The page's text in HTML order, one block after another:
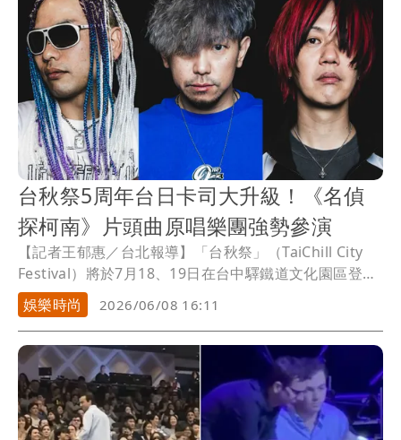
台秋祭5周年台日卡司大升級！《名偵
探柯南》片頭曲原唱樂團強勢參演
【記者王郁惠／台北報導】「台秋祭」（TaiChill City
Festival）將於7月18、19日在台中驛鐵道文化園區登
場，以全新主題「龍馬搖滾家」迎接5周年，升級打造雙
主舞台規格與五大舞台，帶來更完整的現場演出體驗；
主辦人島楎表示，希望透過音樂展現源源不絕的生命
力。
娛樂時尚 2026/06/08 16:11